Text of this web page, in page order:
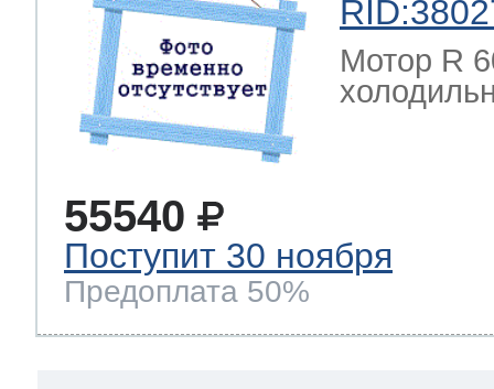
Мотор R
55540
Поступит 30 ноября
Предоплата 50%